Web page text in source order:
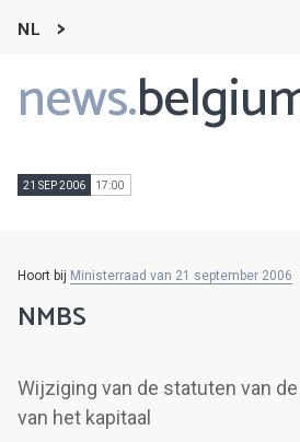
NL
news.
Main
navigation
21 SEP 2006 17:00
Hoort bij Ministerraad van 21 september 2006
NMBS
Wijziging van de statuten van
van het kapitaal